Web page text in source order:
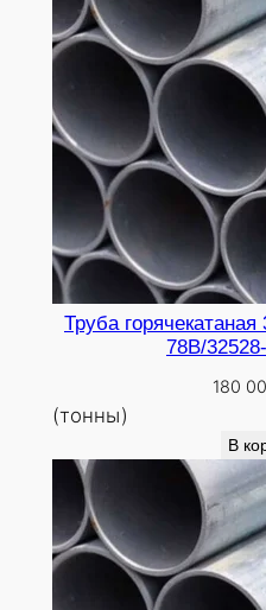
Труба
78В/
180
(тонны)
В